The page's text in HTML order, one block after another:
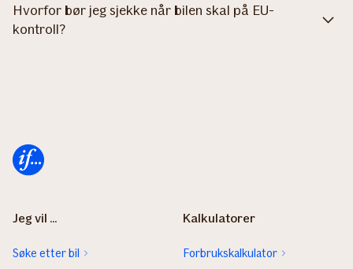
Hvorfor bør jeg sjekke når bilen skal på EU-
kontroll?
Forsiden
Jeg vil ...
Søke etter bil
Kalkulatorer
Forbrukskalkulator